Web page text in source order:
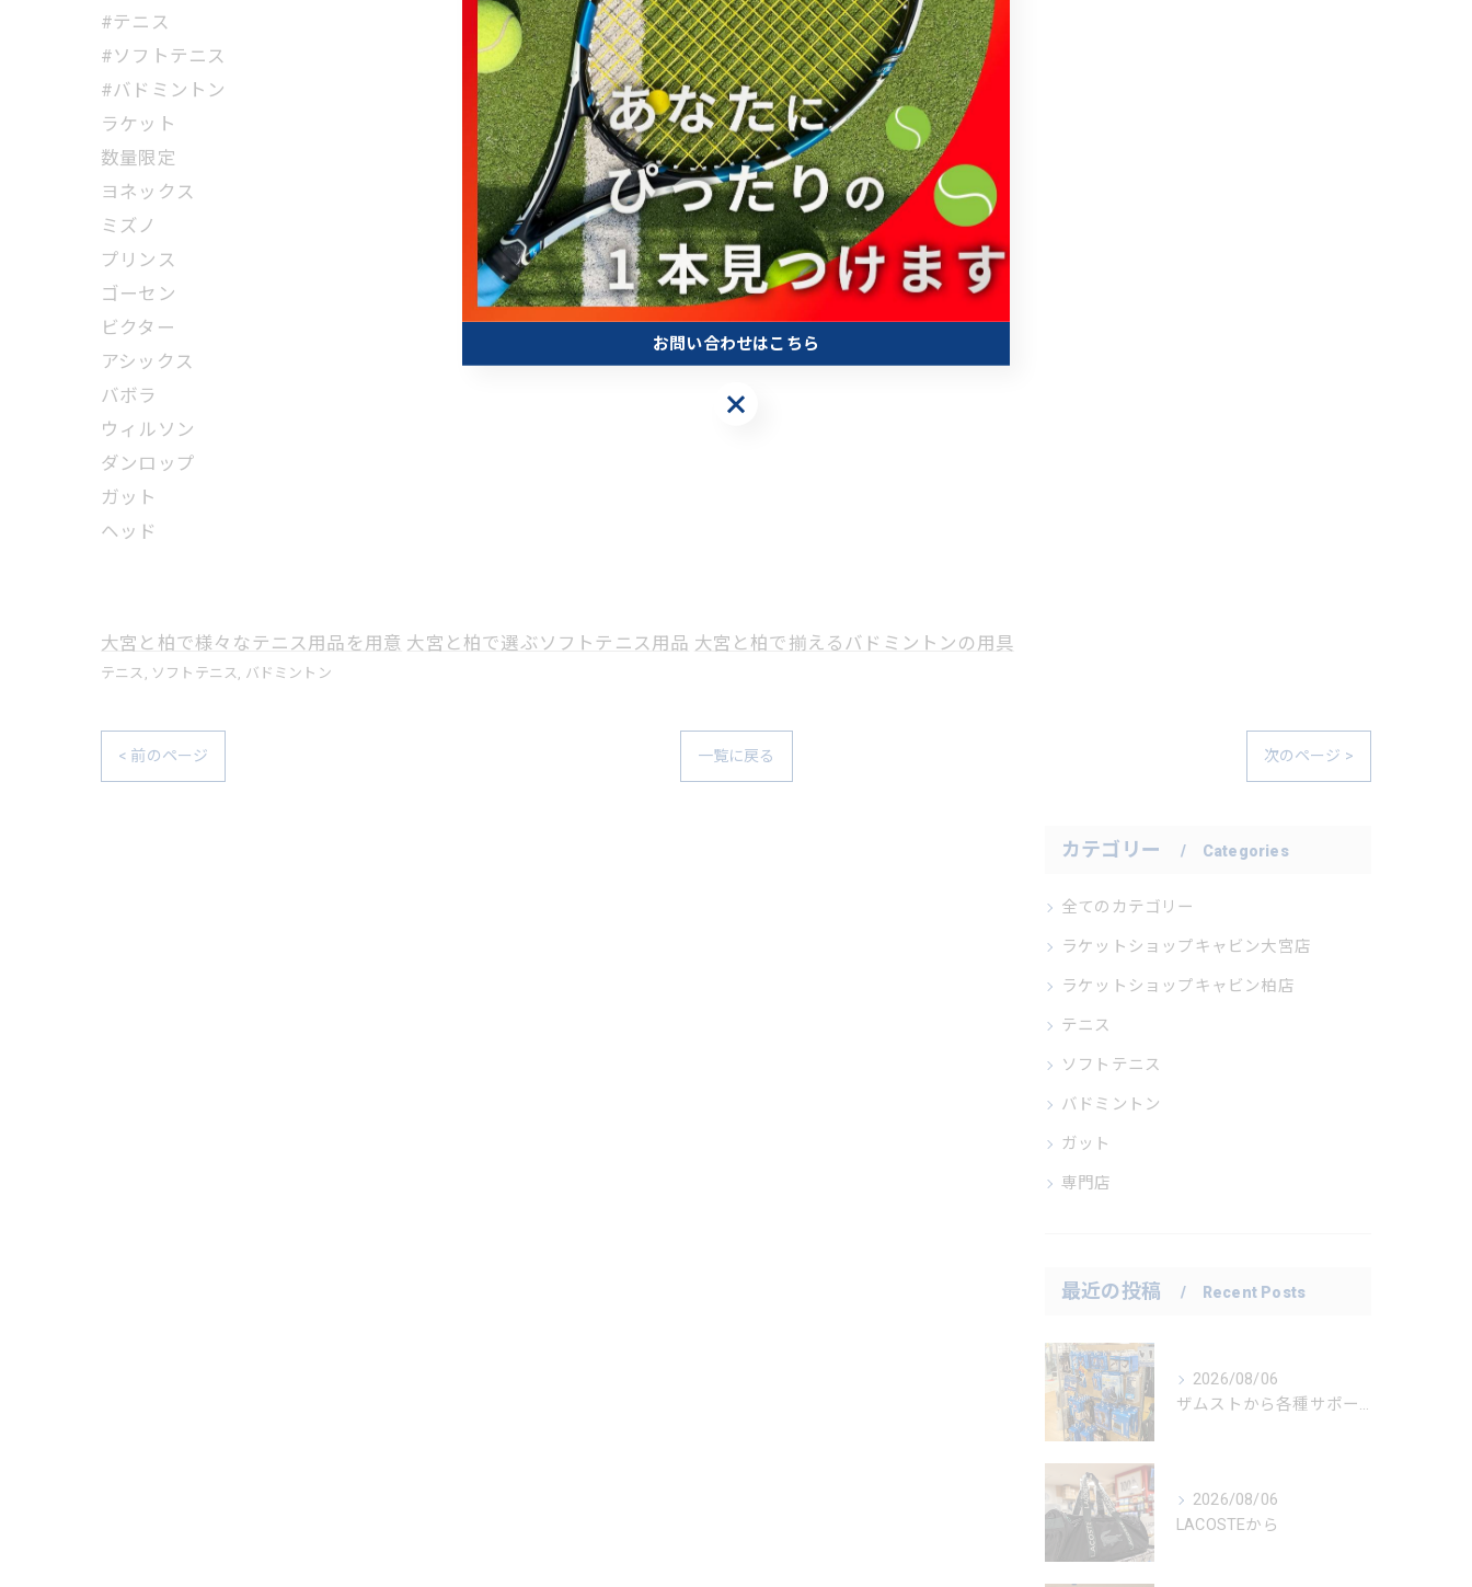
#テニス
#ソフトテニス
#バドミントン
ラケット
数量限定
ヨネックス
ミズノ
プリンス
ゴーセン
ビクター
アシックス
バボラ
ウィルソン
ダンロップ
ガット
ヘッド
大宮と柏で様々なテニス用品を用意 大宮と柏で選ぶソフトテニス用品 大宮と柏で揃えるバドミントンの用具
テニス ソフトテニス バドミントン
< 前のページ 一覧に戻る 次のページ >
カテゴリー Categories
全てのカテゴリー
ラケットショップキャビン大宮店
ラケットショップキャビン柏店
テニス
ソフトテニス
バドミントン
ガット
専門店
最近の投稿 Recent Posts
2026/08/06
ザムストから各種サポーター
2026/08/06
LACOSTEから
お問い合わせはこちら
お問い合わせはこちら